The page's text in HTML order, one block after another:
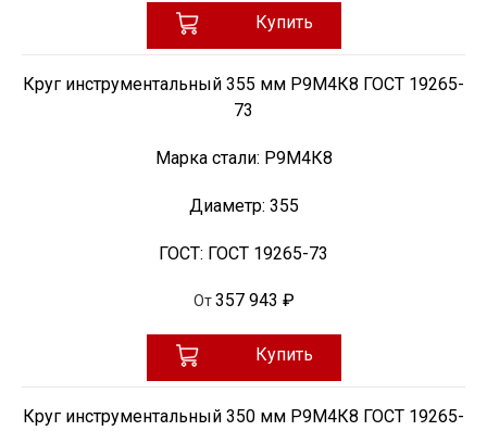
Купить
Круг инструментальный 355 мм Р9М4К8 ГОСТ 19265-
73
Марка стали: Р9М4К8
Диаметр: 355
ГОСТ: ГОСТ 19265-73
От 357 943 ₽
Купить
Круг инструментальный 350 мм Р9М4К8 ГОСТ 19265-